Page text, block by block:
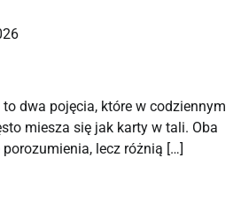
dwa pojęcia, które w codziennym
miesza się jak karty w tali. Oba
lecz różnią […]